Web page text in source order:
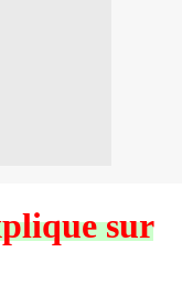
sur